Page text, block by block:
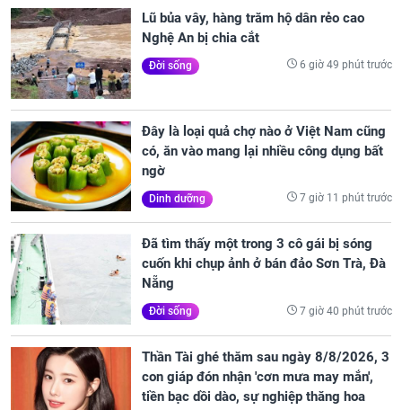
Lũ bủa vây, hàng trăm hộ dân rẻo cao
Nghệ An bị chia cắt
Đời sống 6 giờ 49 phút trước
Đây là loại quả chợ nào ở Việt Nam cũng
có, ăn vào mang lại nhiều công dụng bất
ngờ
Dinh dưỡng 7 giờ 11 phút trước
Đã tìm thấy một trong 3 cô gái bị sóng
cuốn khi chụp ảnh ở bán đảo Sơn Trà, Đà
Nẵng
Đời sống 7 giờ 40 phút trước
Thần Tài ghé thăm sau ngày 8/8/2026, 3
con giáp đón nhận 'cơn mưa may mắn',
tiền bạc dồi dào, sự nghiệp thăng hoa